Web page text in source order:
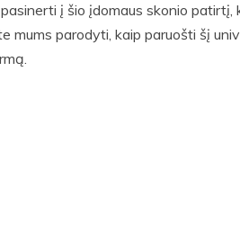
į šio įdomaus skonio patirtį,
mums parodyti, kaip paruošti šį